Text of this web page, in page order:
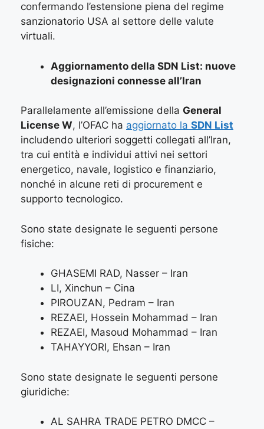
confermando l’estensione piena del regime
sanzionatorio USA al settore delle valute
virtuali.
Aggiornamento della SDN List: nuove
designazioni connesse all’Iran
Parallelamente all’emissione della General
License W, l’OFAC ha aggiornato la SDN List
includendo ulteriori soggetti collegati all’Iran,
tra cui entità e individui attivi nei settori
energetico, navale, logistico e finanziario,
nonché in alcune reti di procurement e
supporto tecnologico.
Sono state designate le seguenti persone
fisiche:
GHASEMI RAD, Nasser – Iran
LI, Xinchun – Cina
PIROUZAN, Pedram – Iran
REZAEI, Hossein Mohammad – Iran
REZAEI, Masoud Mohammad – Iran
TAHAYYORI, Ehsan – Iran
Sono state designate le seguenti persone
giuridiche:
AL SAHRA TRADE PETRO DMCC –